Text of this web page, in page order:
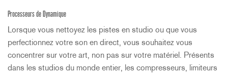
Processeurs de Dynamique
Lorsque vous nettoyez les pistes en studio ou que vous
perfectionnez votre son en direct, vous souhaitez vous
concentrer sur votre art, non pas sur votre matériel. Présents
dans les studios du monde entier, les compresseurs, limiteurs